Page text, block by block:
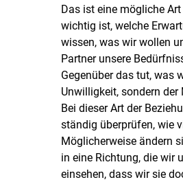
Das ist eine mögliche
wichtig ist, welche
wissen, was wir wollen
Partner unsere
Gegenüber das tut, was
Unwilligkeit, sondern
Bei dieser Art der
ständig überprüfen, wie
Möglicherweise ändern
in eine Richtung, die wir
einsehen, dass wir sie